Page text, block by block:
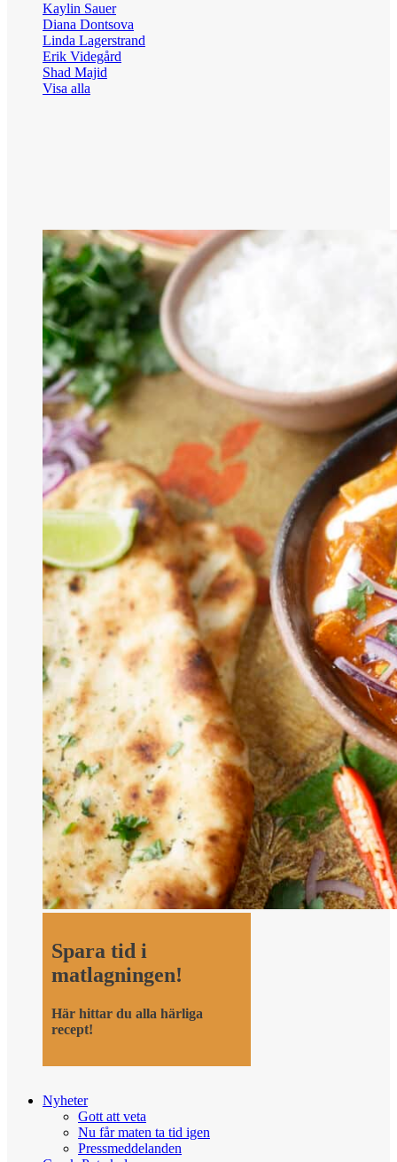
Kaylin Sauer
Diana Dontsova
Linda Lagerstrand
Erik Videgård
Shad Majid
Visa alla
Spara tid i
matlagningen!
Här hittar du alla härliga
recept!
Nyheter
Gott att veta
Nu får maten ta tid igen
Pressmeddelanden